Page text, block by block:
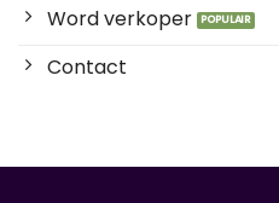
Word verkoper
Contact